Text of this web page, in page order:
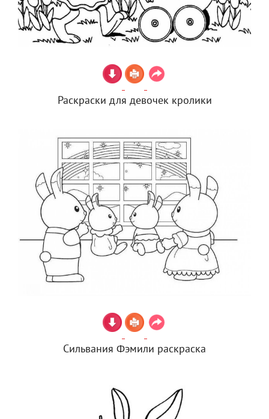
Раскраски для девочек кролики
Сильвания Фэмили раскраска